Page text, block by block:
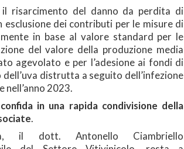
risarcimento del danno da perdita di
dei contributi per le misure di
in base al valore standard per le
del valore della produzione media
agevolato e per l’adesione ai fondi di
distrutta a seguito dell’infezione
2023.
in una rapida condivisione della
.
il dott. Antonello Ciambriello